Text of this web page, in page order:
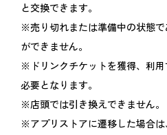
と交換できます。
※売り切れまたは準備中の状態
ができません。
※ドリンクチケットを獲得、利
必要となります。
※店頭では引き換えできません。
※アプリストアに遷移した場合